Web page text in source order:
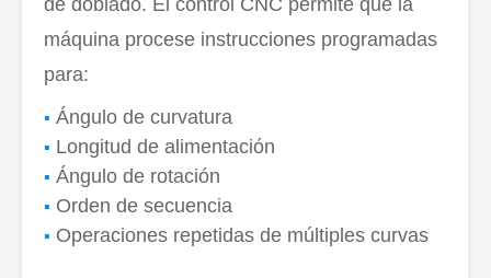
máquina procese instrucciones programadas
para:
Ángulo de curvatura
Longitud de alimentación
Ángulo de rotación
Orden de secuencia
Operaciones repetidas de múltiples curvas